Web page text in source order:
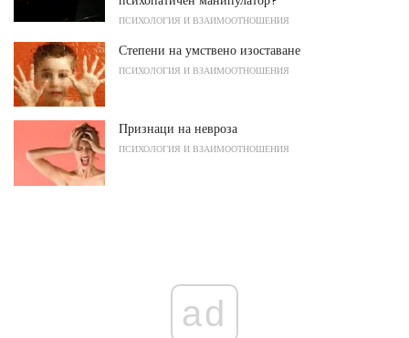
ПСИХОЛОГИЯ И ВЗАИМООТНОШЕНИЯ
Степени на умствено изоставане
ПСИХОЛОГИЯ И ВЗАИМООТНОШЕНИЯ
Признаци на невроза
ПСИХОЛОГИЯ И ВЗАИМООТНОШЕНИЯ
ad